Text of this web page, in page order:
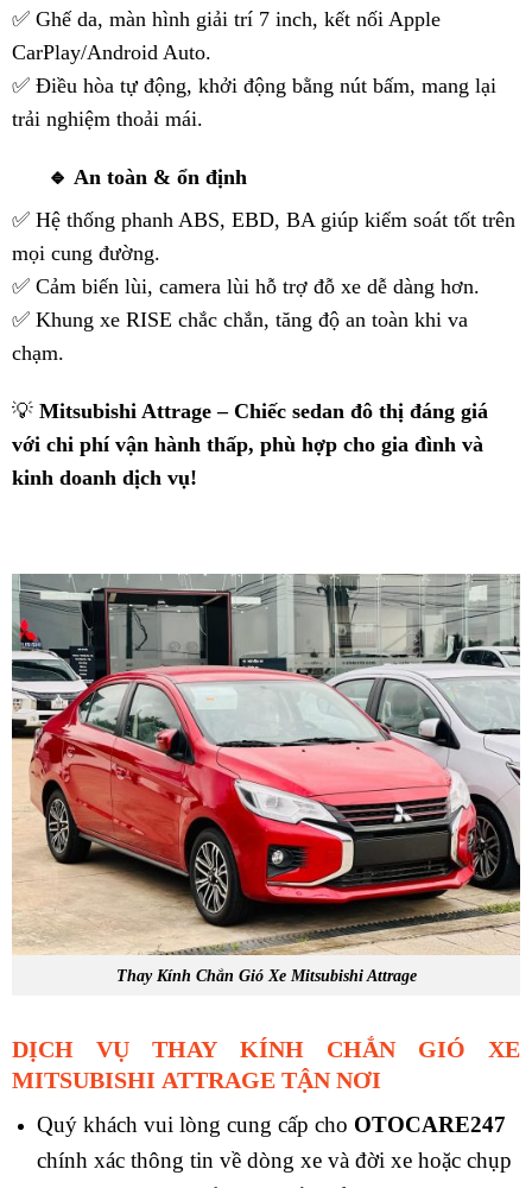
✅ Ghế da, màn hình giải trí 7 inch, kết nối Apple
CarPlay/Android Auto.
✅ Điều hòa tự động, khởi động bằng nút bấm, mang lại
trải nghiệm thoải mái.
🔹 An toàn & ổn định
✅ Hệ thống phanh ABS, EBD, BA giúp kiểm soát tốt trên
mọi cung đường.
✅ Cảm biến lùi, camera lùi hỗ trợ đỗ xe dễ dàng hơn.
✅ Khung xe RISE chắc chắn, tăng độ an toàn khi va
chạm.
💡 Mitsubishi Attrage – Chiếc sedan đô thị đáng giá
với chi phí vận hành thấp, phù hợp cho gia đình và
kinh doanh dịch vụ!
Thay Kính Chắn Gió Xe Mitsubishi Attrage
DỊCH VỤ THAY KÍNH CHẮN GIÓ XE
MITSUBISHI ATTRAGE TẬN NƠI
Quý khách vui lòng cung cấp cho OTOCARE247
chính xác thông tin về dòng xe và đời xe hoặc chụp